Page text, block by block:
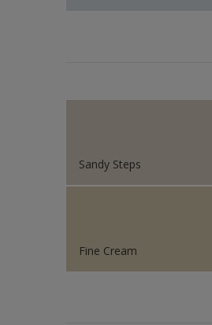
Sandy Steps
Fine Cream